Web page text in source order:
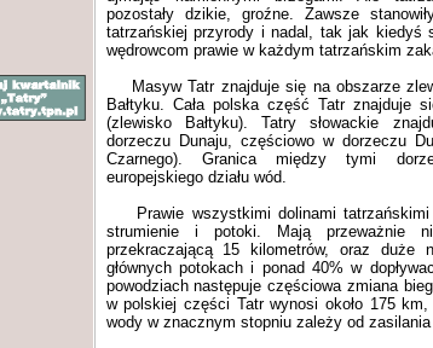
pozostały dzikie, groźne. Zawsze
tatrzańskiej przyrody i nadal, tak jak kiedyś
wędrowcom prawie w każdym tatrzańskim
Masyw Tatr znajduje się na obszarze
Bałtyku. Cała polska część Tatr znajduje
(zlewisko Bałtyku). Tatry słowackie
dorzeczu Dunaju, częściowo w dorzeczu
Czarnego). Granica między tymi
europejskiego działu wód.
Prawie wszystkimi dolinami tatrzańskimi
strumienie i potoki. Mają przeważnie
przekraczającą 15 kilometrów, oraz duże
głównych potokach i ponad 40% w
powodziach następuje częściowa zmiana
w polskiej części Tatr wynosi około 175
wody w znacznym stopniu zależy od